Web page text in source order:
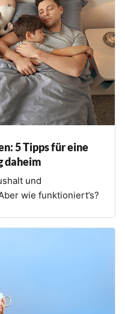
5 Tipps für eine
daheim
und
wie funktioniert’s?